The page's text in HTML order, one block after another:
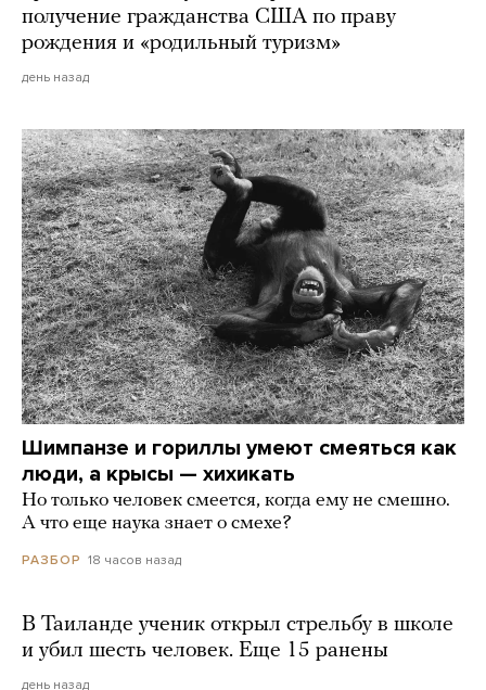
получение гражданства США по праву
рождения и «родильный туризм»
день назад
Шимпанзе и гориллы умеют смеяться как
люди, а крысы — хихикать
Но только человек смеется, когда ему не смешно.
А что еще наука знает о смехе?
РАЗБОР 18 часов назад
В Таиланде ученик открыл стрельбу в школе
и убил шесть человек. Еще 15 ранены
день назад